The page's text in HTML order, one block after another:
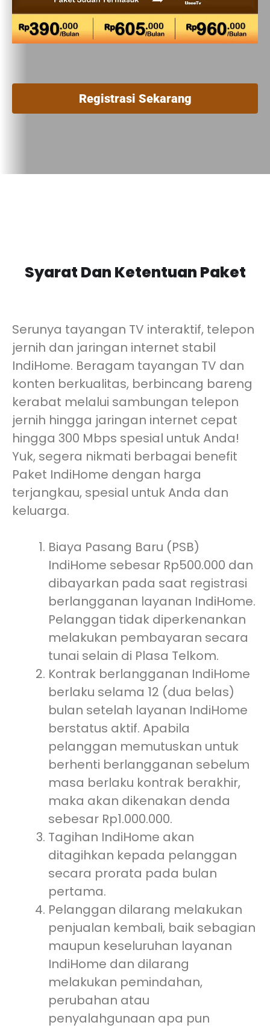
Registrasi Sekarang
Syarat Dan Ketentuan Paket
Serunya tayangan TV interaktif, telepon
jernih dan jaringan internet stabil
IndiHome. Beragam tayangan TV dan
konten berkualitas, berbincang bareng
kerabat melalui sambungan telepon
jernih hingga jaringan internet cepat
hingga 300 Mbps spesial untuk Anda!
Yuk, segera nikmati berbagai benefit
Paket IndiHome dengan harga
terjangkau, spesial untuk Anda dan
keluarga.
Biaya Pasang Baru (PSB)
IndiHome sebesar Rp500.000 dan
dibayarkan pada saat registrasi
berlangganan layanan IndiHome.
Pelanggan tidak diperkenankan
melakukan pembayaran secara
tunai selain di Plasa Telkom.
Kontrak berlangganan IndiHome
berlaku selama 12 (dua belas)
bulan setelah layanan IndiHome
berstatus aktif. Apabila
pelanggan memutuskan untuk
berhenti berlangganan sebelum
masa berlaku kontrak berakhir,
maka akan dikenakan denda
sebesar Rp1.000.000.
Tagihan IndiHome akan
ditagihkan kepada pelanggan
secara prorata pada bulan
pertama.
Pelanggan dilarang melakukan
penjualan kembali, baik sebagian
maupun keseluruhan layanan
IndiHome dan dilarang
melakukan pemindahan,
perubahan atau
penyalahgunaan apa pun